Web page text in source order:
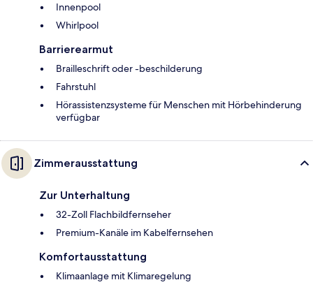
Innenpool
Whirlpool
Barrierearmut
Brailleschrift oder -beschilderung
Fahrstuhl
Hörassistenzsysteme für Menschen mit Hörbehinderung
verfügbar
Zimmerausstattung
Zur Unterhaltung
32-Zoll Flachbildfernseher
Premium-Kanäle im Kabelfernsehen
Komfortausstattung
Klimaanlage mit Klimaregelung